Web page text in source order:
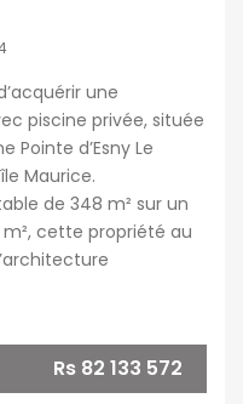
une
piscine privée, située
d’Esny Le
Maurice.
de 348 m² sur un
m², cette propriété au
Rs 82 133 572